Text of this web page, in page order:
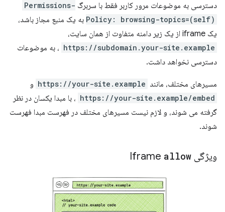
دسترسی به موضوعات مرور کاربر فقط با سربرگ Permissions-
Policy: browsing-topics=(self) به یک منبع مجاز باشد،
یک iframe از یک زیر دامنه متفاوت از همان سایت،
https://subdomain.your-site.example ، به موضوعات
دسترسی نخواهد داشت.
مسیرهای مختلف، مانند https://your-site.example و
https://your-site.example/embed ، با مبدا یکسان در نظر
گرفته می شوند، و لازم نیست مسیرهای مختلف در فهرست مبدا فهرست
شوند.
ویژگی Iframe allow